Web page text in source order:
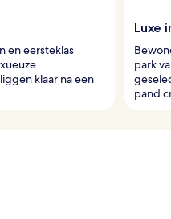
en eersteklas
klaar na een
Luxe
park
pand